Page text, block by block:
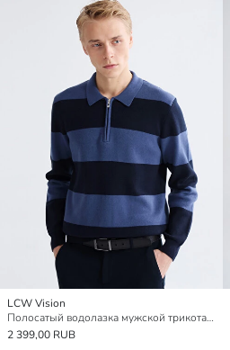
LCW Vision
Полосатый водолазка мужской трикотажный свитер
2 399,00 RUB